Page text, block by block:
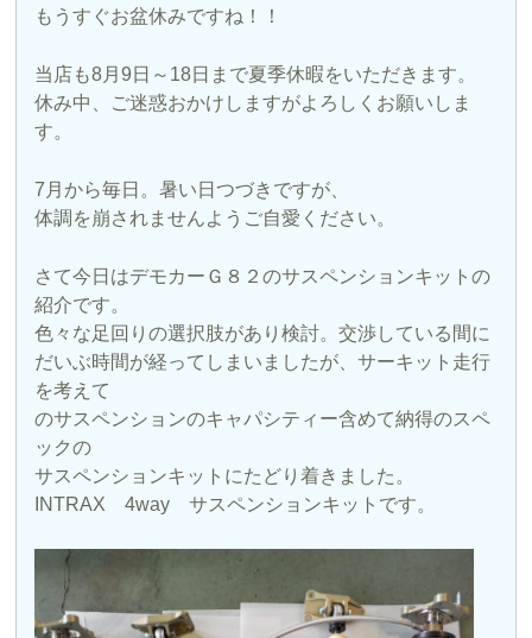
もうすぐお盆休みですね！！
当店も8月9日～18日まで夏季休暇をいただきます。
休み中、ご迷惑おかけしますがよろしくお願いしま
す。
7月から毎日。暑い日つづきですが、
体調を崩されませんようご自愛ください。
さて今日はデモカーＧ８２のサスペンションキットの
紹介です。
色々な足回りの選択肢があり検討。交渉している間に
だいぶ時間が経ってしまいましたが、サーキット走行
を考えて
のサスペンションのキャパシティー含めて納得のスペ
ックの
サスペンションキットにたどり着きました。
INTRAX 4way サスペンションキットです。